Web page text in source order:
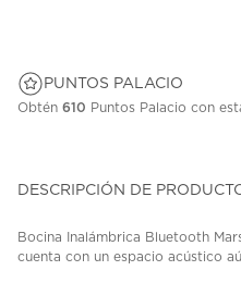
PUNTOS PALACIO
Obtén 610 Puntos Palacio con
DESCRIPCIÓN DE
Bocina Inalámbrica Bluetooth
cuenta con un espacio acústico